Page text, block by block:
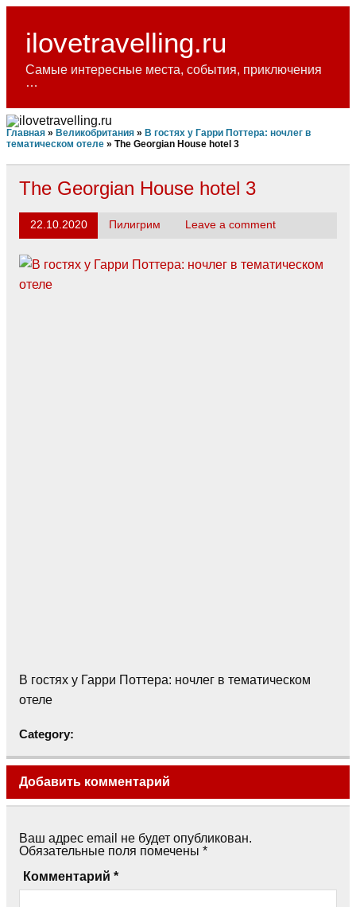
Skip
contentilovetravelling.ru
Самые интересные места, события, приключения
…
Главная » Великобритания » В гостях у Гарри Поттера: ночлег в
тематическом отеле » The Georgian House hotel 3
The Georgian House hotel 3
22.10.2020 Пилигрим Leave a comment
В гостях у Гарри Поттера: ночлег в тематическом
отеле
Category:
Добавить комментарий
Ваш адрес email не будет опубликован.
Обязательные поля помечены *
Комментарий *